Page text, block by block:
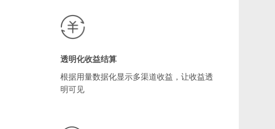
透明化收益结算
根据用量数据化显示多渠道收益，让收益透
明可见